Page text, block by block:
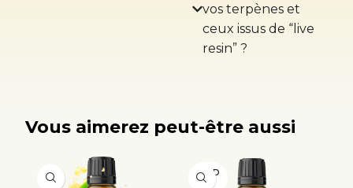
vos terpènes et
ceux issus de “live
resin” ?
Vous aimerez peut-être aussi
VEND
U